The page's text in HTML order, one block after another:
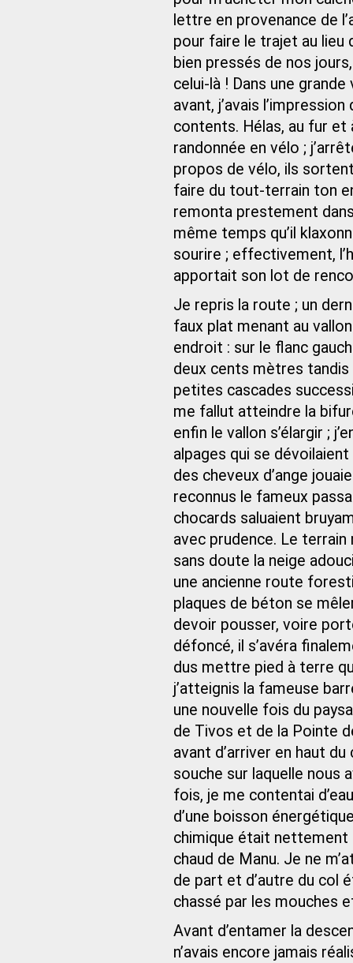
lettre en provenance de
pour faire le trajet au lieu
bien pressés de nos
celui-là ! Dans une
avant, j’avais
contents. Hélas, au fur et
randonnée en vélo ;
propos de vélo, ils
faire du tout‑terrain ton
remonta prestement
même temps qu’il
sourire ; effectivement,
apportait son lot de
Je repris la route ; un
faux plat menant au
endroit : sur le flanc
deux cents mètres
petites cascades
me fallut atteindre la
enfin le vallon s’élargir ;
alpages qui se
des cheveux d’ange
reconnus le fameux
chocards saluaient
avec prudence. Le
sans doute la neige
une ancienne route
plaques de béton se
devoir pousser, voire
défoncé, il s’avéra
dus mettre pied à terre
j’atteignis la fameuse
une nouvelle fois du
de Tivos et de la Pointe
avant d’arriver en haut
souche sur laquelle nous
fois, je me contentai
d’une boisson
chimique était nettement
chaud de Manu. Je ne
de part et d’autre du col
chassé par les mouches
Avant d’entamer la
n’avais encore jamais